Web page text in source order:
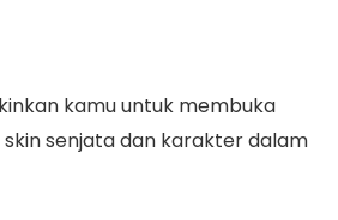
kamu untuk membuka
senjata dan karakter dalam